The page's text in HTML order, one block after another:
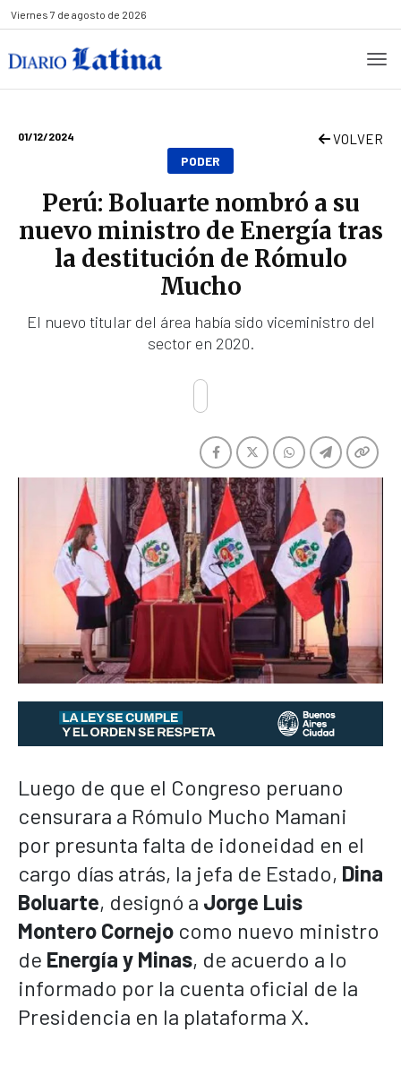
Viernes 7 de agosto de 2026
01/12/2024 VOLVER
PODER
Perú: Boluarte nombró a su
nuevo ministro de Energía tras
la destitución de Rómulo
Mucho
El nuevo titular del área había sido viceministro del
sector en 2020.
Luego de que el Congreso peruano
censurara a Rómulo Mucho Mamani
por presunta falta de idoneidad en el
cargo días atrás, la jefa de Estado, Dina
Boluarte, designó a Jorge Luis
Montero Cornejo como nuevo ministro
de Energía y Minas, de acuerdo a lo
informado por la cuenta oficial de la
Presidencia en la plataforma X.